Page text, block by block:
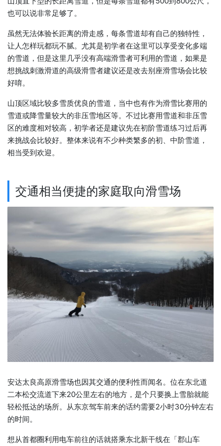
也可以说非常足够了。
虽然无法体验长距离的滑走感，每条雪道却有自己的独特性，
让人怎样玩都玩不腻。尤其是初学者在这里可以享受变化多端
的雪道，但是这里几乎没有高端滑雪者可利用的雪道，如果是
想挑战刺激滑道的高级滑雪者建议还是改去别座滑雪场会比较
好唷。
山顶区域比较多雪质优良的雪道，当中也有作为滑雪比赛用的
雪道或降雪量较大的非压雪地区等。不过比赛用雪道和非压雪
区的难度相对较高，初学者还是建议先在初阶雪道练习过后再
来挑战会比较好。整体来说有不少种类繁多的初、中阶雪道，
相当受到欢迎。
交通相当便捷的家庭取向滑雪场
安达太良高原滑雪场也因其交通的便利性而闻名。位在东北道
二本松交流道下来20公里左右的地方，是个只要换上雪胎就能
轻松抵达的场所。从东京驾车前来的话约需要2小时30分钟左右
的时间。
想从首都圈利用电车前往的话就搭乘东北新干线在「郡山车